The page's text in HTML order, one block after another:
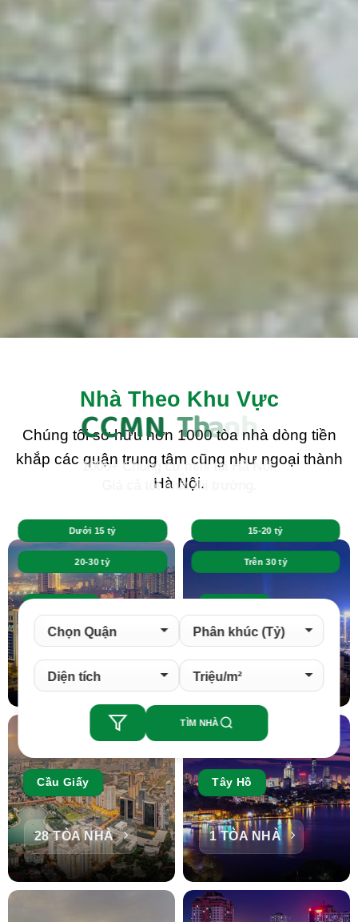
CCMNThanhXuân
1000+ Chung cư mini tại Hà Nội.
Giá cả tốt nhất thị trường.
Dưới 15 tỷ 15-20 tỷ
20-30 tỷ Trên 30 tỷ
TÌM NHÀ
Nhà Theo Khu Vực
Chúng tôi sở hữu hơn 1000 tòa nhà dòng tiền
khắp các quận trung tâm cũng như ngoại thành
Hà Nội.
41 TÒA NHÀ 27 TÒA NHÀ
Cầu Giấy
28 TÒA NHÀ
Tây Hồ
1 TÒA NHÀ